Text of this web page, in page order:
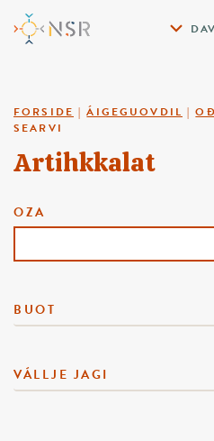
FORSIDE |ÁIGEGUOVDIL |
SEARVI
Artihkkalat
OZA
BUOT
VÁLLJE JAGI